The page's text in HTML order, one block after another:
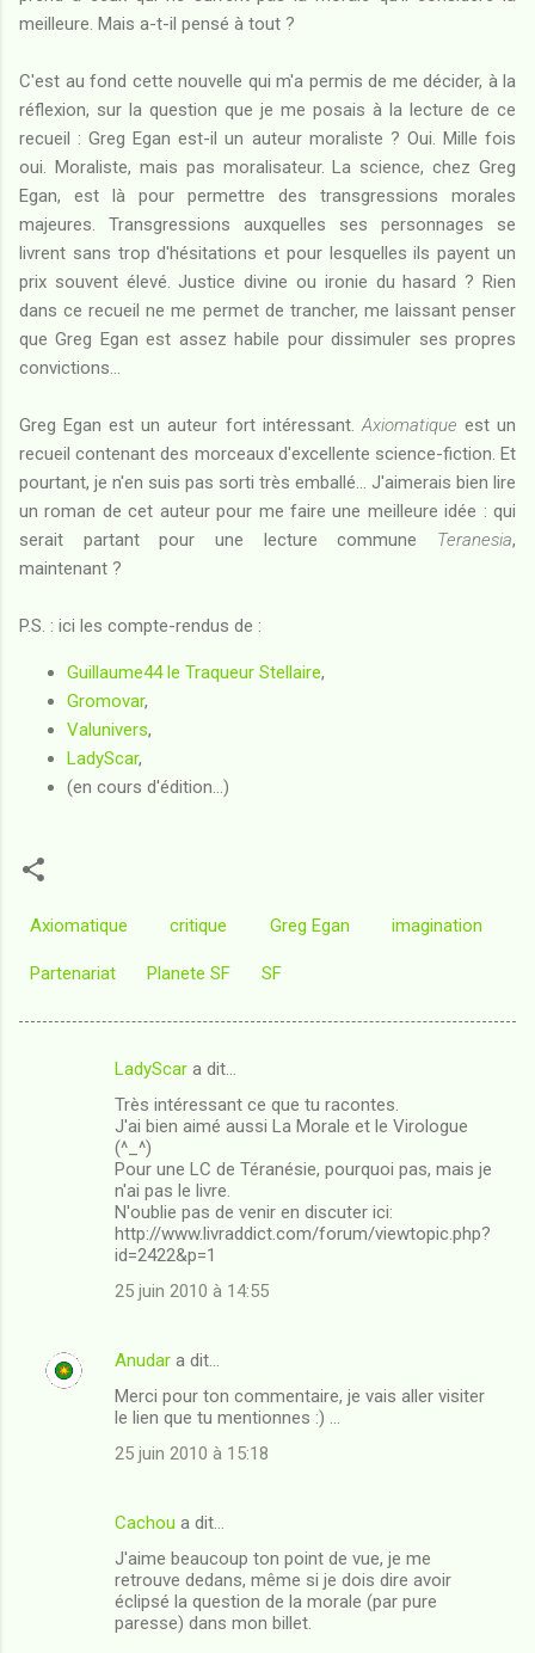
meilleure. Mais a-t-il pensé à tout ?
C'est au fond cette nouvelle qui m'a permis de me décider, à la
réflexion, sur la question que je me posais à la lecture de ce
recueil : Greg Egan est-il un auteur moraliste ? Oui. Mille fois
oui. Moraliste, mais pas moralisateur. La science, chez Greg
Egan, est là pour permettre des transgressions morales
majeures. Transgressions auxquelles ses personnages se
livrent sans trop d'hésitations et pour lesquelles ils payent un
prix souvent élevé. Justice divine ou ironie du hasard ? Rien
dans ce recueil ne me permet de trancher, me laissant penser
que Greg Egan est assez habile pour dissimuler ses propres
convictions...
Greg Egan est un auteur fort intéressant.Axiomatique est un
recueil contenant des morceaux d'excellente science-fiction. Et
pourtant, je n'en suis pas sorti très emballé... J'aimerais bien lire
un roman de cet auteur pour me faire une meilleure idée : qui
serait partant pour une lecture commune Teranesia,
maintenant ?
P.S. : ici les compte-rendus de :
Guillaume44 le Traqueur Stellaire,
Gromovar,
Valunivers,
LadyScar,
(en cours d'édition...)
Axiomatique critique Greg Egan imagination
Partenariat Planete SF SF
r
LadyScar a dit…
Très intéressant ce que tu racontes.
J'ai bien aimé aussi La Morale et le Virologue
(^_^)
Pour une LC de Téranésie, pourquoi pas, mais je
n'ai pas le livre.
N'oublie pas de venir en discuter ici:
http://www.livraddict.com/forum/viewtopic.php?
id=2422&p=1
25 juin 2010 à 14:55
Anudar a dit…
Merci pour ton commentaire, je vais aller visiter
le lien que tu mentionnes :) ...
25 juin 2010 à 15:18
Cachou a dit…
J'aime beaucoup ton point de vue, je me
retrouve dedans, même si je dois dire avoir
éclipsé la question de la morale (par pure
paresse) dans mon billet.